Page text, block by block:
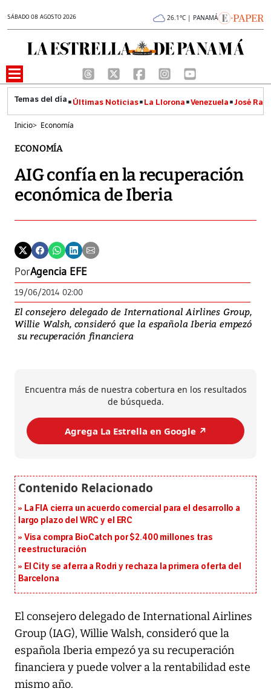
SÁBADO 08 AGOSTO 2026 26.1°C | PANAMÁ
Últimas Noticias La Llorona Venezuela José
Inicio> Economía
ECONOMÍA
AIG confía en la recuperación
económica de Iberia
PorAgencia EFE
19/06/2014 02:00
El consejero delegado de International Airlines Group,
Willie Walsh, consideró que la española Iberia empezó
su recuperación financiera
Encuentra más de nuestra cobertura en los resultados
de búsqueda.
Agrega La Estrella en Google ↗️
La FIA cierra un acuerdo comercial para el desarrollo a
largo plazo del WRC y el ERC
Visa compra BioCatch por $2.400 millones tras
reestructuración
El City se aferra a Rodri y rechaza la primera oferta del
Barcelona
El consejero delegado de International Airlines
Group (IAG), Willie Walsh, consideró que la
española Iberia empezó ya su recuperación
financiera y puede volver a la rentabilidad este
mismo año.